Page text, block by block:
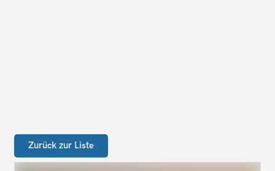
Zurück zur Liste